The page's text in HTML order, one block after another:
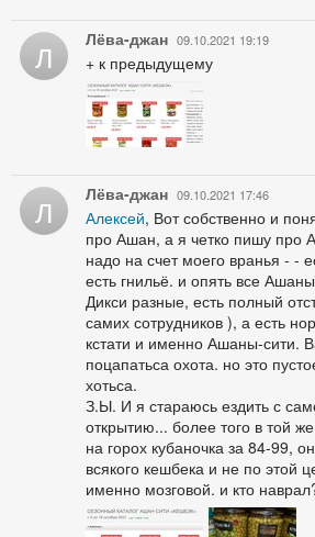
Л Лёва-джан 09.10.2021 19:19
+ к предыдущему
Л Лёва-джан 09.10.2021 17:46
Алексей, Вот собственно и
про Ашан, а я четко пишу про
надо на счет моего вранья - -
есть гнильё. и опять все
Дикси разные, есть полный
самих сотрудников ), а есть
кстати и именно Ашаны-сити.
поцапатьса охота. но это
хотьса.
З.Ы. И я стараюсь ездить с
открытию... более того в той
на горох кубаночка за 84-99,
всякого кешбека и не по этой
именно мозговой. и кто